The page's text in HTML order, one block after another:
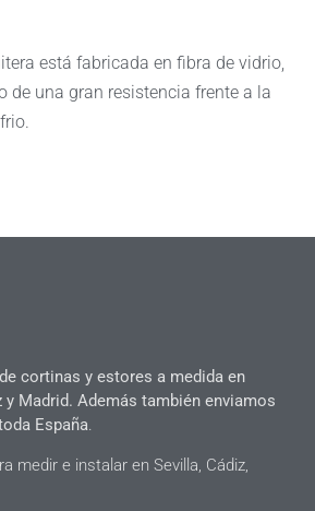
está fabricada en fibra de vidrio,
de una gran resistencia frente a la
cortinas y estores a medida en
y Madrid. Además también enviamos
España.
medir e instalar en Sevilla, Cádiz,